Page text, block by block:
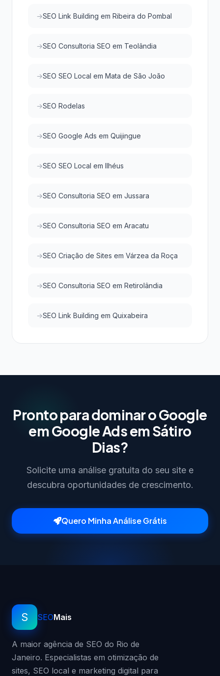
SEO Link Building em Ribeira do Pombal
SEO Consultoria SEO em Teolândia
SEO SEO Local em Mata de São João
SEO Rodelas
SEO Google Ads em Quijingue
SEO SEO Local em Ilhéus
SEO Consultoria SEO em Jussara
SEO Consultoria SEO em Aracatu
SEO Criação de Sites em Várzea da Roça
SEO Consultoria SEO em Retirolândia
SEO Link Building em Quixabeira
Pronto para dominar o Google
em Google Ads em Sátiro
Dias?
Solicite uma análise gratuita do seu site e
descubra oportunidades de crescimento.
Quero Minha Análise Grátis
S SEOMais
A maior agência de SEO do Rio de
Janeiro. Especialistas em otimização de
sites, SEO local e marketing digital para